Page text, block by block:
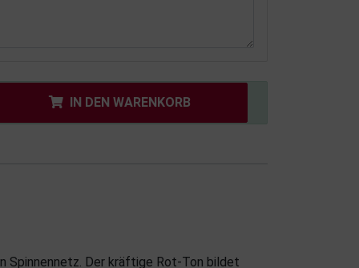
IN DEN WARENKORB
Spinnennetz. Der kräftige Rot-Ton bildet